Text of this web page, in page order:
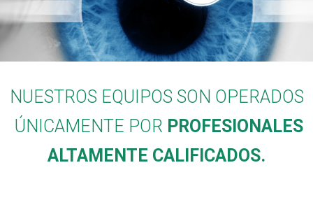
NUESTROS EQUIPOS SON OPERADOS
ÚNICAMENTE POR PROFESIONALES
ALTAMENTE CALIFICADOS.